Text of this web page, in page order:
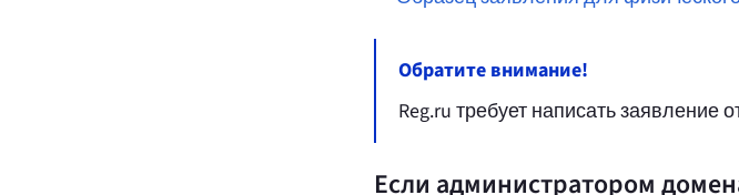
Обратите внимание!
Reg.ru требует написать заявление
Если администратором